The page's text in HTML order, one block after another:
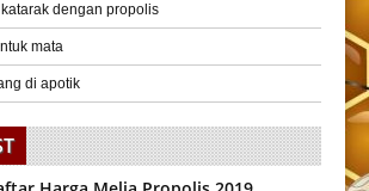
dengan propolis
mata
di apotik